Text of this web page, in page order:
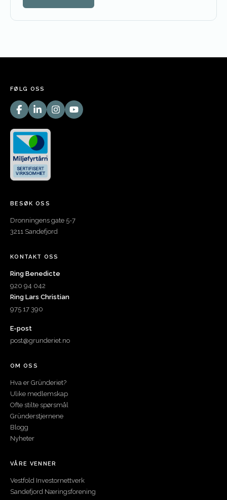
FØLG OSS
BESØK OSS
Dronningens gate 5-7
3211 Sandefjord
KONTAKT OSS
Ring Benedicte
920 94 042
Ring Lars Christian
975 17 390
E-post
post@grunderiet.no
OM OSS
Hva er Gründeriet?
Ulike medlemskap
Ofte stilte spørsmål
Gründerstjernene
Blogg
Nyheter
VÅRE VENNER
Vestfold Investornettverk
Sandefjord Næringsforening